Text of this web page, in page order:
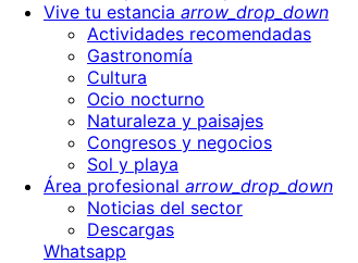
Vive tu estancia arrow_drop_down
Actividades recomendadas
Gastronomía
Cultura
Ocio nocturno
Naturaleza y paisajes
Congresos y negocios
Sol y playa
Área profesional arrow_drop_down
Noticias del sector
Descargas
Whatsapp